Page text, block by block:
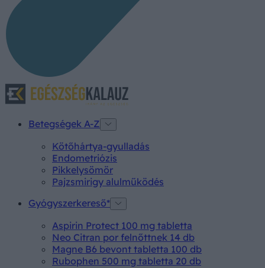
Betegségek A-Z
Kötőhártya-gyulladás
Endometriózis
Pikkelysömör
Pajzsmirigy alulműködés
Gyógyszerkereső*
Aspirin Protect 100 mg tabletta
Neo Citran por felnőttnek 14 db
Magne B6 bevont tabletta 100 db
Rubophen 500 mg tabletta 20 db